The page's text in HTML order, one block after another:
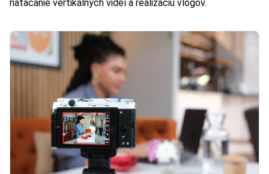
natáčanie vertikálnych videí a realizáciu vlogov.